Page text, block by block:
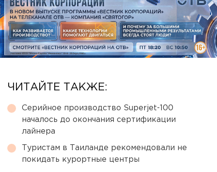
ЧИТАЙТЕ ТАКЖЕ:
Серийное производство Superjet-100
началось до окончания сертификации
лайнера
Туристам в Таиланде рекомендовали не
покидать курортные центры